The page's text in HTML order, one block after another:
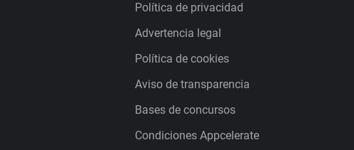
Política de privacidad
Advertencia legal
Política de cookies
Aviso de transparencia
Bases de concursos
Condiciones Appcelerate